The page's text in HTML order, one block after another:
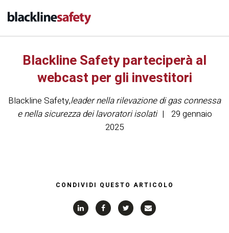
Blackline Safety parteciperà al
webcast per gli investitori
Blackline Safety,leader nella rilevazione di gas connessa
e nella sicurezza dei lavoratori isolati
29 gennaio
2025
CONDIVIDI QUESTO ARTICOLO